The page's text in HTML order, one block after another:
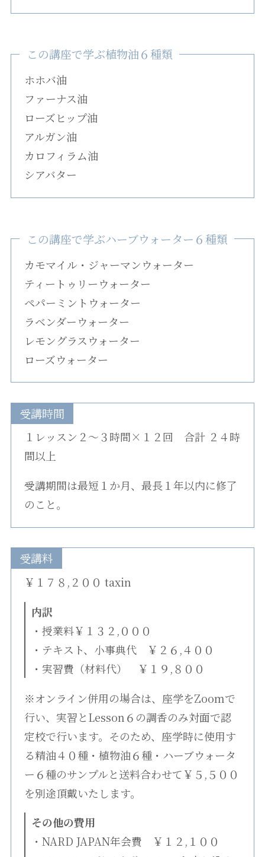
この講座で学ぶ植物油６種類
ホホバ油
ファーナス油
ローズヒップ油
アルガン油
カロフィラム油
シアバター
この講座で学ぶハーブウォーター６種類
カモマイル・ジャーマンウォーター
ティートゥリーウォーター
ペパーミントウォーター
ラベンダーウォーター
レモングラスウォーター
ローズウォーター
受講時間
１レッスン２〜３時間×１２回 合計 ２４時
間以上
受講期間は最短１か月、最長１年以内に修了
のこと。
受講料
￥１７８,２００ taxin
内訳
・授業料￥１３２,０００
・テキスト、小事典代 ￥２６,４００
・実習費（材料代） ￥１９,８００
※オンライン併用の場合は、座学をZoomで
行い、実習とLesson６の調香のみ対面で認
定校で行います。そのため、座学時に使用す
る精油４０種・植物油６種・ハーブウォータ
ー６種のサンプルと送料合わせて￥５,５００
を別途頂戴いたします。
その他の費用
・NARD JAPAN年会費 ￥１２,１００